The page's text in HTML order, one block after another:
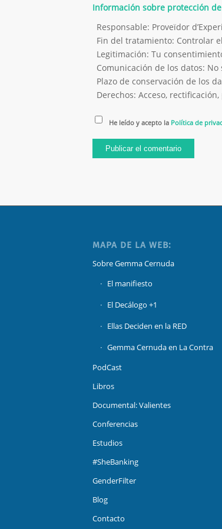
Información sobre protección
Responsable: Proveïdor
Fin del tratamiento: Controlar
Legitimación: Tu
Comunicación de los datos:
Plazo de conservación de los
Derechos: Acceso,
He leído y acepto la Política de
MAPA DE LA WEB:
Sobre Gemma Cernuda
El manifiesto
El Decálogo +1
Ellas Deciden en la RED
Gemma Cernuda en La Contra
PodCast
Libros
Documental: Valientes
Conferencias
Estudios
#SheBanking
GenderFilter
Blog
Contacto